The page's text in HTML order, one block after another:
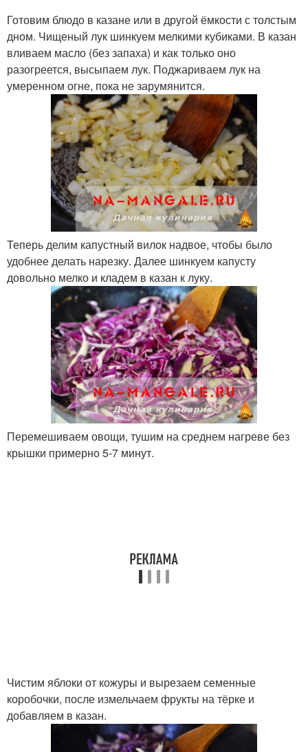
Готовим блюдо в казане или в другой ёмкости с толстым
дном. Чищеный лук шинкуем мелкими кубиками. В казан
вливаем масло (без запаха) и как только оно
разогреется, высыпаем лук. Поджариваем лук на
умеренном огне, пока не зарумянится.
Теперь делим капустный вилок надвое, чтобы было
удобнее делать нарезку. Далее шинкуем капусту
довольно мелко и кладем в казан к луку.
Перемешиваем овощи, тушим на среднем нагреве без
крышки примерно 5-7 минут.
Чистим яблоки от кожуры и вырезаем семенные
коробочки, после измельчаем фрукты на тёрке и
добавляем в казан.